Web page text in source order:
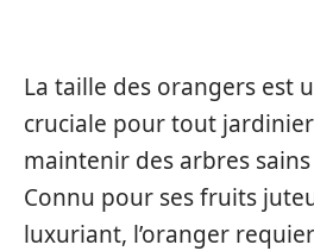
La taille des orangers est
cruciale pour tout
maintenir des arbres
Connu pour ses fruits
luxuriant, l’oranger